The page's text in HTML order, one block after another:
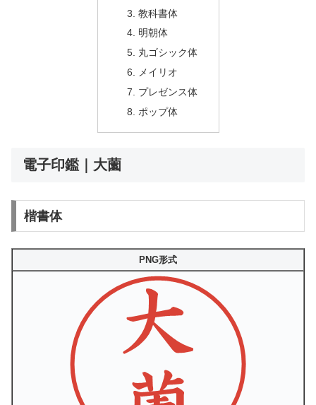
教科書体
明朝体
丸ゴシック体
メイリオ
プレゼンス体
ポップ体
電子印鑑｜大薗
楷書体
PNG形式